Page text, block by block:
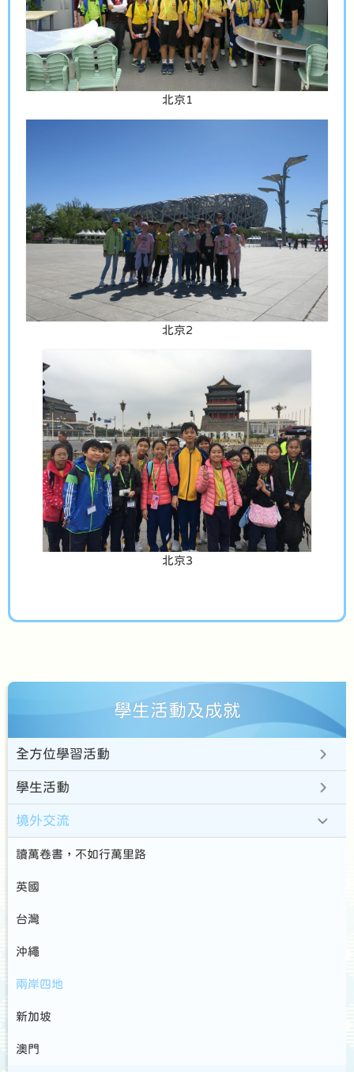
北京1
北京2
北京3
學生活動及成就
全方位學習活動
學生活動
境外交流
讀萬卷書，不如行萬里路
英國
台灣
沖繩
兩岸四地
新加坡
澳門